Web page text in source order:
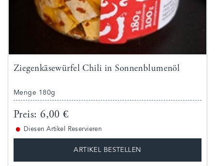
Ziegenkäsewürfel Chili in Sonnenblumenöl
Menge 180g
Preis: 6,00 €
● Diesen Artikel Reservieren
ARTIKEL BESTELLEN